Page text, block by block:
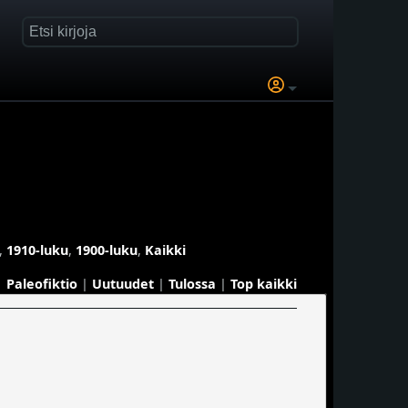
, 1910-luku, 1900-luku, Kaikki
Paleofiktio | Uutuudet | Tulossa | Top kaikki